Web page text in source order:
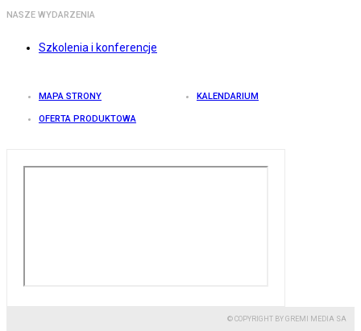
NASZE WYDARZENIA
Szkolenia i konferencje
MAPA STRONY KALENDARIUM
OFERTA PRODUKTOWA
© COPYRIGHT BY GREMI MEDIA SA